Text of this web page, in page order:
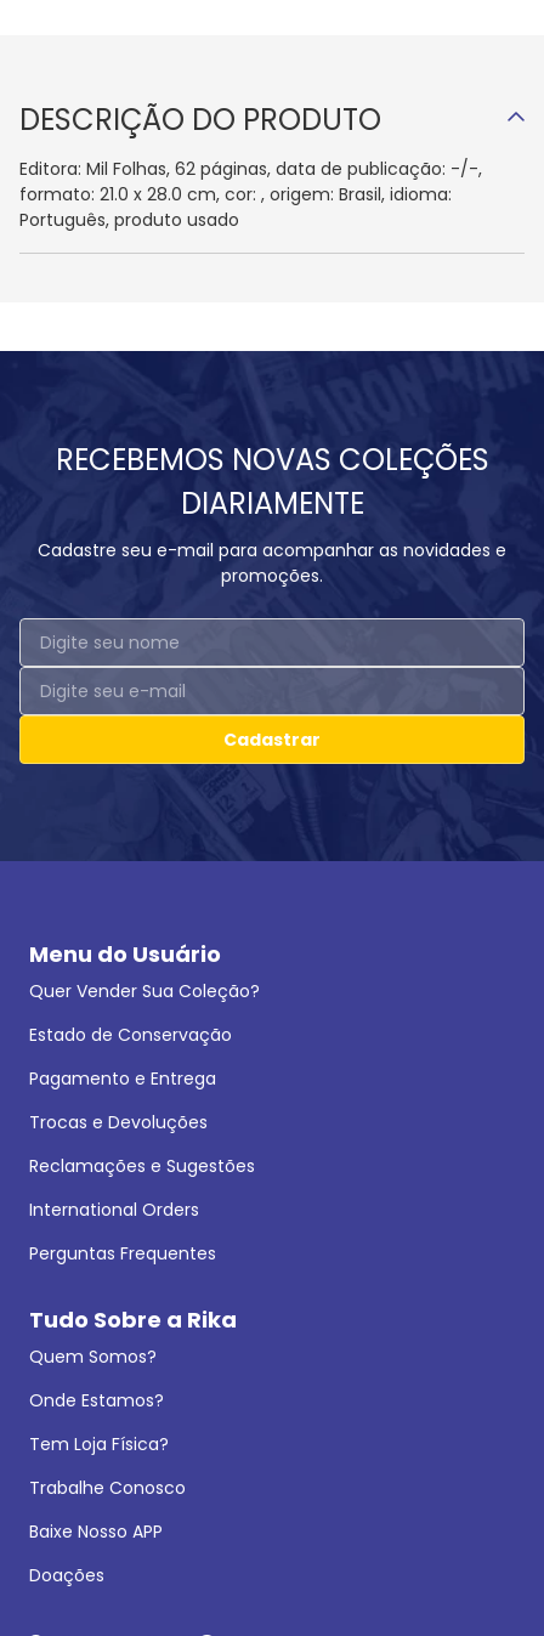
DESCRIÇÃO DO PRODUTO
Editora: Mil Folhas, 62 páginas, data de publicação: -/-,
formato: 21.0 x 28.0 cm, cor: , origem: Brasil, idioma:
Português, produto usado
RECEBEMOS NOVAS COLEÇÕES
DIARIAMENTE
Cadastre seu e-mail para acompanhar as novidades e
promoções.
Cadastrar
Menu do Usuário
Quer Vender Sua Coleção?
Estado de Conservação
Pagamento e Entrega
Trocas e Devoluções
Reclamações e Sugestões
International Orders
Perguntas Frequentes
Tudo Sobre a Rika
Quem Somos?
Onde Estamos?
Tem Loja Física?
Trabalhe Conosco
Baixe Nosso APP
Doações